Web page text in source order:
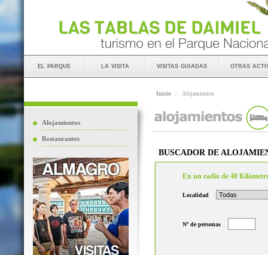
el parque la visita visitas guiadas otras
Alojamientos
Restaurantes
Inicio :: Alojamientos
BUSCADOR DE
En un radio de 40
Localidad
Nº de personas